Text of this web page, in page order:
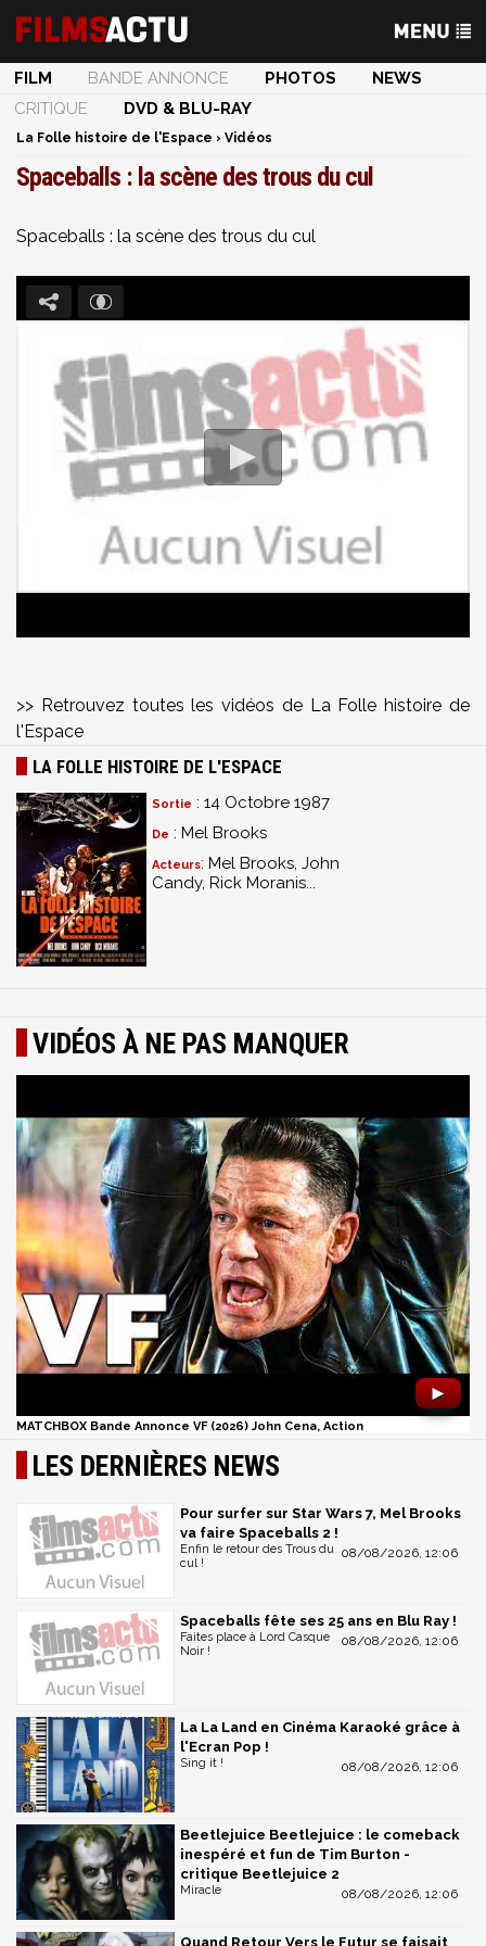
FILM BANDE ANNONCE PHOTOS
NEWS
CRITIQUE
DVD & BLU-RAY
La Folle histoire de l'Espace › Vidéos
Spaceballs : la scène des trous du cul
Spaceballs : la scène des trous du cul
>> Retrouvez toutes les vidéos de La Folle histoire de
l'Espace
LA FOLLE HISTOIRE DE L'ESPACE
Sortie : 14 Octobre 1987
De : Mel Brooks
Acteurs: Mel Brooks, John
Candy, Rick Moranis...
VIDÉOS À NE PAS MANQUER
►
MATCHBOX Bande Annonce VF (2026) John Cena, Action
LES DERNIÈRES NEWS
Pour surfer sur Star Wars 7, Mel Brooks
va faire Spaceballs 2 !
08/08/2026, 12:06
Enfin le retour des Trous du
cul !
Spaceballs fête ses 25 ans en Blu Ray !
08/08/2026, 12:06
Faites place à Lord Casque
Noir !
La La Land en Cinéma Karaoké grâce à
l'Ecran Pop !
08/08/2026, 12:06
Sing it !
Beetlejuice Beetlejuice : le comeback
inespéré et fun de Tim Burton -
critique Beetlejuice 2
08/08/2026, 12:06
Miracle
Quand Retour Vers le Futur se faisait